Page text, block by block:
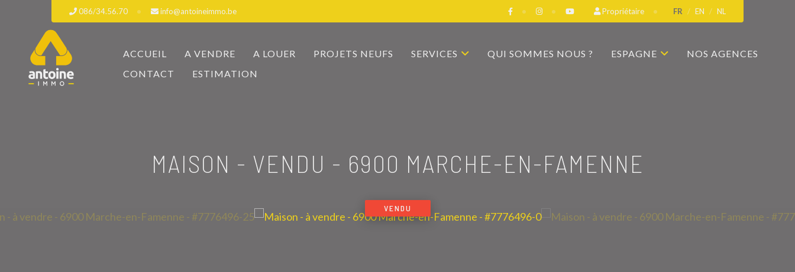
086/34.56.70 info@antoineimmo.be Propriétaire FR EN NL
ACCUEIL A VENDRE A LOUER PROJETS NEUFS SERVICES QUI SOMMES NOUS ? ESPAGNE
NOS AGENCES
CONTACT
ESTIMATION
MAISON - VENDU - 6900 MARCHE-EN-FAMENNE
VENDU